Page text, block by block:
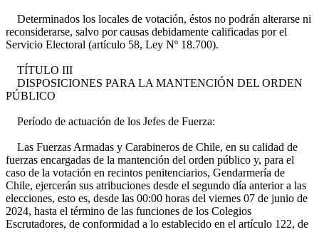
Determinados los locales de votación, éstos no podrán alterarse ni
reconsiderarse, salvo por causas debidamente calificadas por el
Servicio Electoral (artículo 58, Ley Nº 18.700).
TÍTULO III
DISPOSICIONES PARA LA MANTENCIÓN DEL ORDEN
PÚBLICO
Período de actuación de los Jefes de Fuerza:
Las Fuerzas Armadas y Carabineros de Chile, en su calidad de
fuerzas encargadas de la mantención del orden público y, para el
caso de la votación en recintos penitenciarios, Gendarmería de
Chile, ejercerán sus atribuciones desde el segundo día anterior a las
elecciones, esto es, desde las 00:00 horas del viernes 07 de junio de
2024, hasta el término de las funciones de los Colegios
Escrutadores, de conformidad a lo establecido en el artículo 122, de